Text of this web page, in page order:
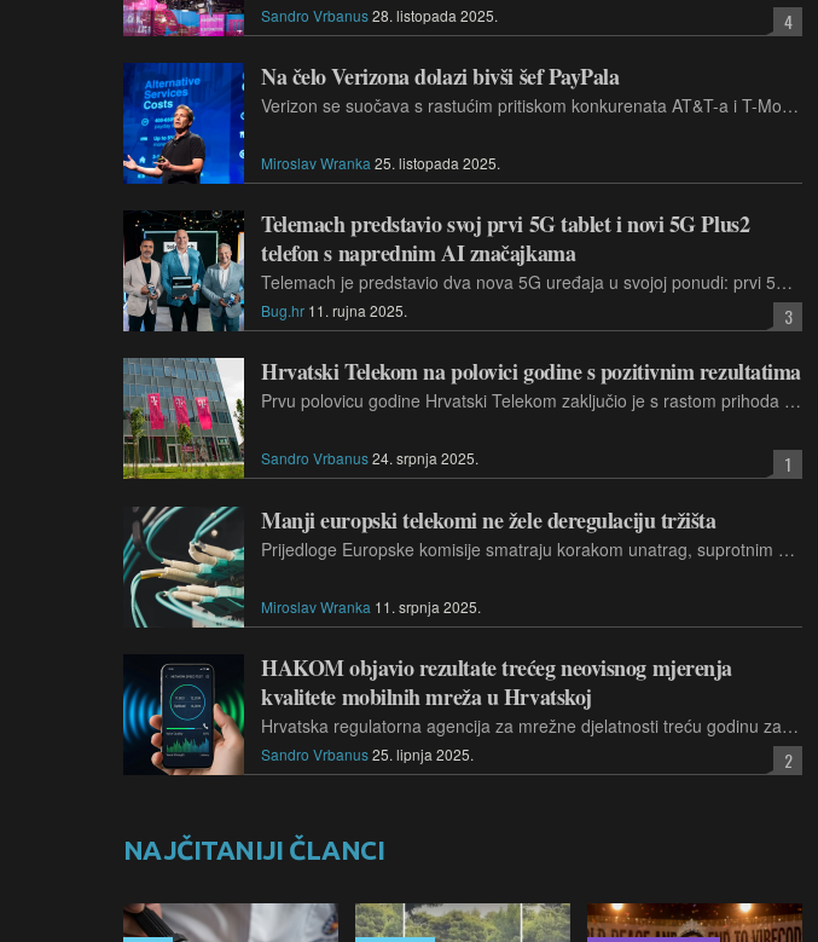
Sandro Vrbanus28. listopada 2025. 4
Na čelo Verizona dolazi bivši šef PayPala
Verizon se suočava s rastućim pritiskom konkurenata AT&T-a i T-Mobile US-a. Potonji su također nedavno najavili smjenu svog glavnog izvršnog direktora.
Miroslav Wranka 25. listopada 2025.
Telemach predstavio svoj prvi 5G tablet i novi 5G Plus2
telefon s naprednim AI značajkama
Telemach je predstavio dva nova 5G uređaja u svojoj ponudi: prvi 5G tablet, Telemach 5G Tab, te pametni telefon nove generacije – Telemach 5G Pro 2, opremljen naprednim funkcijama umjetne inteligencije
Bug.hr 11. rujna 2025. 3
Hrvatski Telekom na polovici godine s pozitivnim rezultatima
Prvu polovicu godine Hrvatski Telekom zaključio je s rastom prihoda i dobiti, uz neto dobit od 58 milijuna eura te ulaganja koja su iznosila 116,9 milijuna eura
Sandro Vrbanus24. srpnja 2025. 1
Manji europski telekomi ne žele deregulaciju tržišta
Prijedloge Europske komisije smatraju korakom unatrag, suprotnim načelima tržišnog natjecanja Unije. Njihova provedba, uvjereni su, ugušila bi širenje optičkog širokopojasnog interneta.
Miroslav Wranka 11. srpnja 2025.
HAKOM objavio rezultate trećeg neovisnog mjerenja
kvalitete mobilnih mreža u Hrvatskoj
Hrvatska regulatorna agencija za mrežne djelatnosti treću godinu zaredom dala je izmjeriti kvalitetu usluga u pokretnim javnim elektroničkim komunikacijskim mrežama na području Republike Hrvatske
Sandro Vrbanus25. lipnja 2025. 2
NAJČITANIJI ČLANCI